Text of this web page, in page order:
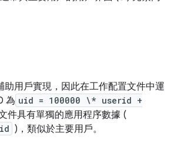
助用戶實現，因此在工作配置文件中運
為 uid = 100000 \* userid +
件具有單獨的應用程序數據 (
)，類似於主要用戶。